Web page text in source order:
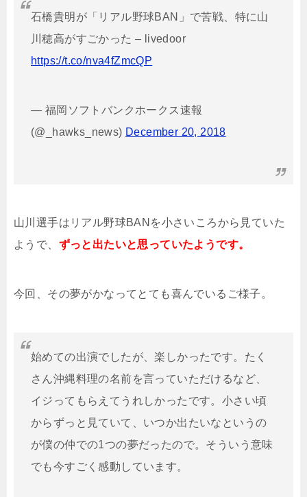
石橋貴明が「リアル野球BAN」で苦戦、特に山
川穂高がすごかった – livedoor
https://t.co/nva4fZmcQP
— 福岡ソフトバンクホークス速報
(@_hawks_news) December 20, 2018
山川選手はリアル野球BANを小さいころから見ていた
ようで、 ずっと出たいと思っていたようです。
今回、その夢がかなってとても喜んでいるご様子。
始めての出演でしたが、楽しかったです。たく
さん沖縄料理の名前を言っていただけるなど、
イジってもらえてうれしかったです。小さい頃
からずっと見ていて、いつか出たいなというの
が僕の仲での1つの夢だったので。そういう意味
でも今すごく感動しています。